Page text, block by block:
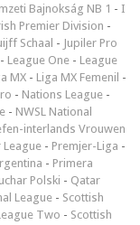
Bajnokság NB 1 - I
Premier Division -
Schaal - Jupiler Pro
- League One - League
MX - Liga MX Femenil -
- Nations League -
- NWSL National
interlands Vrouwen
League - Premjer-Liga -
- Primera
Polski - Qatar
League - Scottish
Two - Scottish